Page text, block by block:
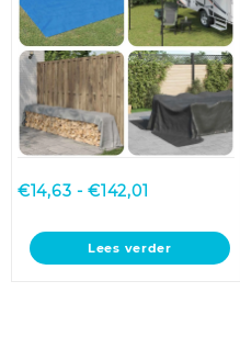
worden
op
de
productpagina
€14,63 - €142,01
tot
€142,01
Lees verder